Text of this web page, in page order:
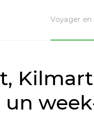
Voyager en